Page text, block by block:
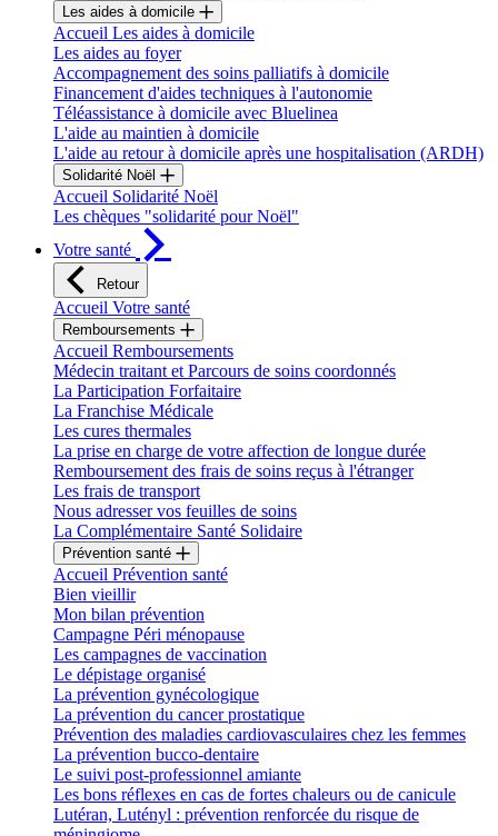
Les aides à domicile
Accueil Les aides à domicile
Les aides au foyer
Accompagnement des soins palliatifs à domicile
Financement d'aides techniques à l'autonomie
Téléassistance à domicile avec Bluelinea
L'aide au maintien à domicile
L'aide au retour à domicile après une hospitalisation (ARDH)
Solidarité Noël
Accueil Solidarité Noël
Les chèques "solidarité pour Noël"
Votre santé
Retour
Accueil Votre santé
Remboursements
Accueil Remboursements
Médecin traitant et Parcours de soins coordonnés
La Participation Forfaitaire
La Franchise Médicale
Les cures thermales
La prise en charge de votre affection de longue durée
Remboursement des frais de soins reçus à l'étranger
Les frais de transport
Nous adresser vos feuilles de soins
La Complémentaire Santé Solidaire
Prévention santé
Accueil Prévention santé
Bien vieillir
Mon bilan prévention
Campagne Péri ménopause
Les campagnes de vaccination
Le dépistage organisé
La prévention gynécologique
La prévention du cancer prostatique
Prévention des maladies cardiovasculaires chez les femmes
La prévention bucco-dentaire
Le suivi post-professionnel amiante
Les bons réflexes en cas de fortes chaleurs ou de canicule
Lutéran, Lutényl : prévention renforcée du risque de